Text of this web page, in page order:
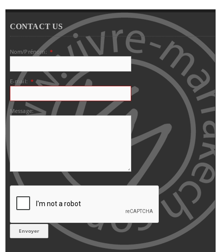
CONTACT US
Nom/Prénom: *
E-mail: *
Message: